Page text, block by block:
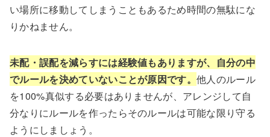
い場所に移動してしまうこともあるため時間の無駄にな
りかねません。
未配・誤配を減らすには経験値もありますが、自分の中
でルールを決めていないことが原因です。他人のルール
を100%真似する必要はありませんが、アレンジして自
分なりにルールを作ったらそのルールは可能な限り守る
ようにしましょう。